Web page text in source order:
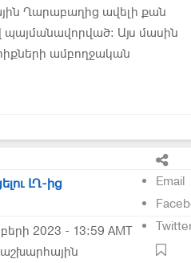
Ղարաբաղից ավելի քան
Այս մասին
ամբողջական
Email
ԼՂ-ից
2023 - 13:59 AMT